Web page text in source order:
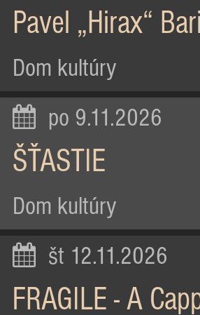
Pavel „Hirax“
Dom kultúry
po 9.11.2026
ŠŤASTIE
Dom kultúry
št 12.11.2026
FRAGILE - A